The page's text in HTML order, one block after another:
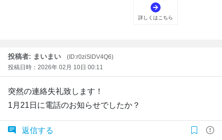
投稿者: まいまい
(ID:r0ziSlDV4Q6)
投稿日時：2026年 02月 10日 00:11
突然の連絡失礼致します！
1月21日に電話のお知らせでしたか？
返信する